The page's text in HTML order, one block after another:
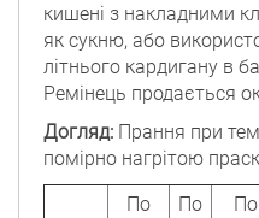
кишені з накладними
як сукню, або
літнього кардигану в
Ремінець продається
Догляд: Прання при
помірно нагрітою
По
По
По